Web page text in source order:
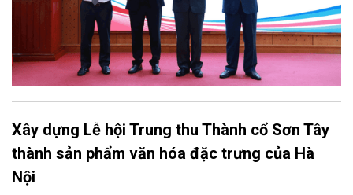
Xây dựng Lễ hội Trung thu Thành cổ Sơn Tây
thành sản phẩm văn hóa đặc trưng của Hà
Nội